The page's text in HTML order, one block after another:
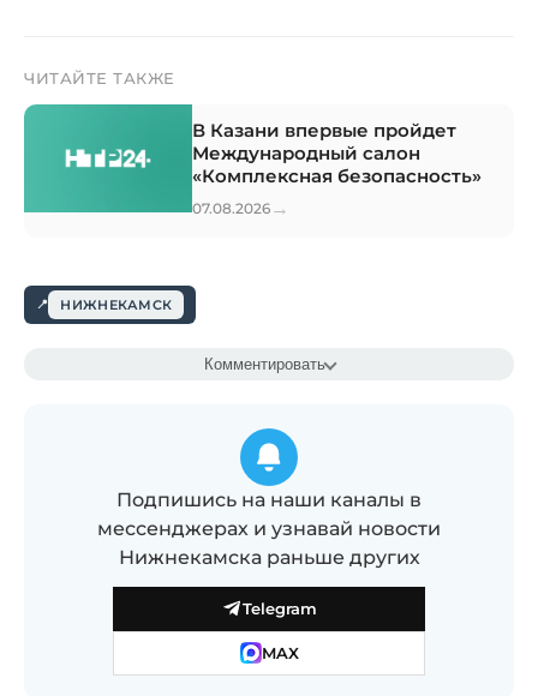
ЧИТАЙТЕ ТАКЖЕ
В Казани впервые пройдет
Международный салон
«Комплексная безопасность»
07.08.2026 →
НИЖНЕКАМСК
Комментировать
Подпишись на наши каналы в
мессенджерах и узнавай новости
Нижнекамска раньше других
Telegram
MAX